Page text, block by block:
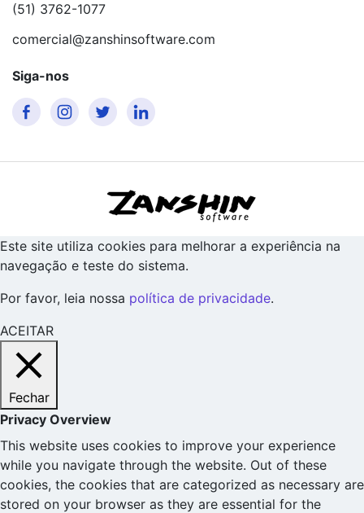
(51) 3762-1077
comercial@zanshinsoftware.com
Siga-nos
Este site utiliza cookies para melhorar a experiência na
navegação e teste do sistema.
Por favor, leia nossa política de privacidade.
ACEITAR
Fechar
Privacy Overview
This website uses cookies to improve your experience
while you navigate through the website. Out of these
cookies, the cookies that are categorized as necessary are
stored on your browser as they are essential for the